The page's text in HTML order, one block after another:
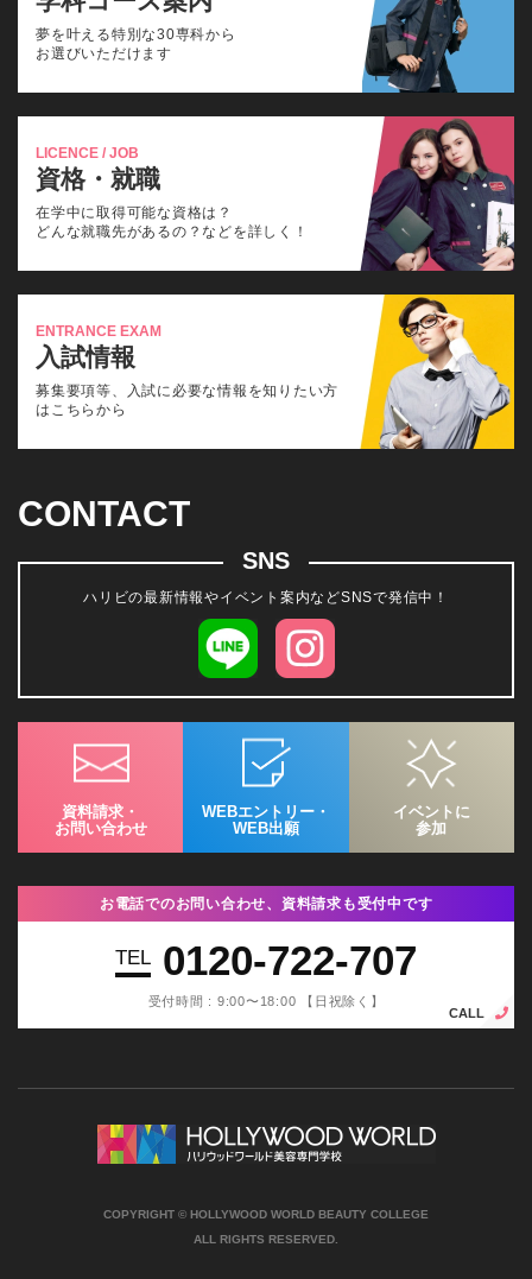
夢を叶える特別な30専科から
お選びいただけます
LICENCE / JOB
資格・就職
在学中に取得可能な資格は？
どんな就職先があるの？などを詳しく！
ENTRANCE EXAM
入試情報
募集要項等、入試に必要な情報を知りたい方
はこちらから
CONTACT
SNS
ハリビの最新情報やイベント案内などSNSで発信中！
資料請求・
お問い合わせ
WEBエントリー・
WEB出願
イベントに
参加
お電話でのお問い合わせ、資料請求も受付中です
TEL 0120-722-707
受付時間 : 9:00〜18:00 【日祝除く】
CALL
COPYRIGHT © HOLLYWOOD WORLD BEAUTY COLLEGE
ALL RIGHTS RESERVED.